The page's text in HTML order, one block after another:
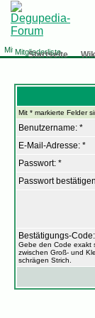
Mitgliederliste
Startseite
Mit * markierte Felder
Benutzername: *
E-Mail-Adresse: *
Passwort: *
Passwort
Bestätigungs-
Gebe den Code exakt
zwischen Groß- und
schrägen Strich.